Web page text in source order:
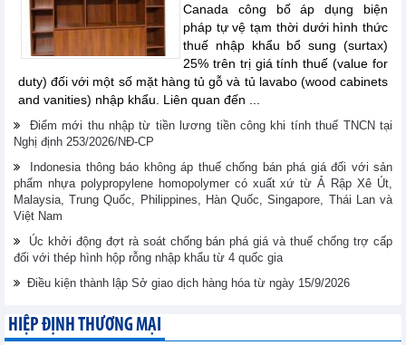
Canada công bố áp dụng biện
pháp tự vệ tạm thời dưới hình thức
thuế nhập khẩu bổ sung (surtax)
25% trên trị giá tính thuế (value for
duty) đối với một số mặt hàng tủ gỗ và tủ lavabo (wood cabinets
and vanities) nhập khẩu. Liên quan đến ...
Điểm mới thu nhập từ tiền lương tiền công khi tính thuế TNCN tại
Nghị định 253/2026/NĐ-CP
Indonesia thông báo không áp thuế chống bán phá giá đối với sản
phẩm nhựa polypropylene homopolymer có xuất xứ từ Ả Rập Xê Út,
Malaysia, Trung Quốc, Philippines, Hàn Quốc, Singapore, Thái Lan và
Việt Nam
Úc khởi động đợt rà soát chống bán phá giá và thuế chống trợ cấp
đối với thép hình hộp rỗng nhập khẩu từ 4 quốc gia
Điều kiện thành lập Sở giao dịch hàng hóa từ ngày 15/9/2026
HIỆP ĐỊNH THƯƠNG MẠI